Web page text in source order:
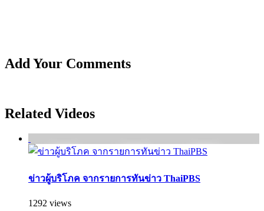
Add Your Comments
Related Videos
ข่าวผู้บริโภค จากรายการทันข่าว ThaiPBS
1292 views